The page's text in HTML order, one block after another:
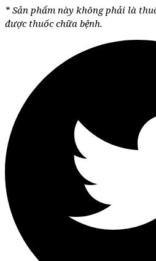
* Sản phẩm này không phải là
được thuốc chữa bệnh.